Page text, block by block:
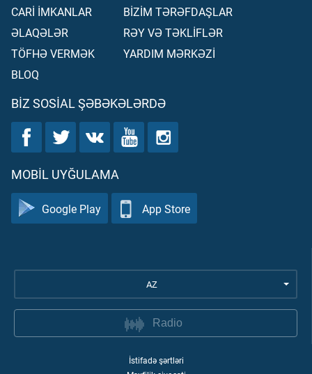
CARİ İMKANLAR
ƏLAQƏLƏR
TÖFHƏ VERMƏK
BLOQ
BİZİM TƏRƏFDAŞLAR
RƏY VƏ TƏKLİFLƏR
YARDIM MƏRKƏZİ
BIZ SOSIAL ŞƏBƏKƏLƏRDƏ
MOBIL UYĞULAMA
Google Play App Store
AZ
Radio
İstifadə şərtləri